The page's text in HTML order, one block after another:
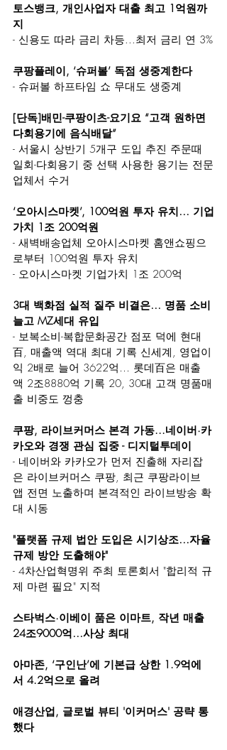
토스뱅크, 개인사업자 대출 최고 1억원까
지
- 신용도 따라 금리 차등...최저 금리 연 3%
쿠팡플레이, ‘슈퍼볼’ 독점 생중계한다
- 슈퍼볼 하프타임 쇼 무대도 생중계
[단독]배민-쿠팡이츠-요기요 “고객 원하면
다회용기에 음식배달”
- 서울시 상반기 5개구 도입 추진 주문때
일회-다회용기 중 선택 사용한 용기는 전문
업체서 수거
‘오아시스마켓’, 100억원 투자 유치… 기업
가치 1조 200억원
- 새벽배송업체 오아시스마켓 홈앤쇼핑으
로부터 100억원 투자 유치
- 오아시스마켓 기업가치 1조 200억
3대 백화점 실적 질주 비결은… 명품 소비
늘고 MZ세대 유입
- 보복소비-복합문화공간 점포 덕에 현대
百, 매출액 역대 최대 기록 신세계, 영업이
익 2배로 늘어 3622억… 롯데百은 매출
액 2조8880억 기록 20, 30대 고객 명품매
출 비중도 껑충
쿠팡, 라이브커머스 본격 가동...네이버·카
카오와 경쟁 관심 집중 - 디지털투데이
- 네이버와 카카오가 먼저 진출해 자리잡
은 라이브커머스 쿠팡, 최근 쿠팡라이브
앱 전면 노출하며 본격적인 라이브방송 확
대 시동
"플랫폼 규제 법안 도입은 시기상조…자율
규제 방안 도출해야"
- 4차산업혁명위 주최 토론회서 "합리적 규
제 마련 필요" 지적
스타벅스·이베이 품은 이마트, 작년 매출
24조9000억…사상 최대
아마존, ‘구인난’에 기본급 상한 1.9억에
서 4.2억으로 올려
애경산업, 글로벌 뷰티 '이커머스' 공략 통
했다